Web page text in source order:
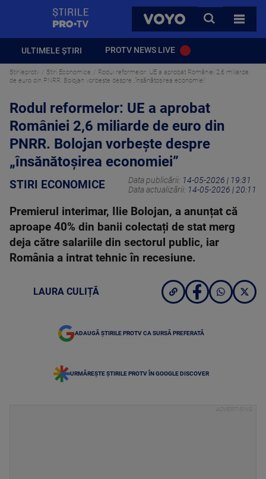
VOYO
CAUTA
TOATE
ULTIMELE ȘTIRI PROTV NEWS LIVE
Stirileprotv Stiri Economice
Rodul reformelor: UE a aprobat României 2,6 miliarde
de euro din PNRR. Bolojan vorbește despre „însănătoșirea economiei”
Rodul reformelor: UE a aprobat
României 2,6 miliarde de euro din
PNRR. Bolojan vorbește despre
„însănătoșirea economiei”
STIRI ECONOMICE Data publicării: 14-05-2026 | 19:31
Data actualizării: 14-05-2026 | 20:11
Premierul interimar, Ilie Bolojan, a anunțat că
aproape 40% din banii colectați de stat merg
deja către salariile din sectorul public, iar
România a intrat tehnic în recesiune.
LAURA CULIȚĂ
ADAUGĂ ȘTIRILE PROTV CA SURSĂ PREFERATĂ
URMĂREȘTE ȘTIRILE PROTV ÎN GOOGLE DISCOVER